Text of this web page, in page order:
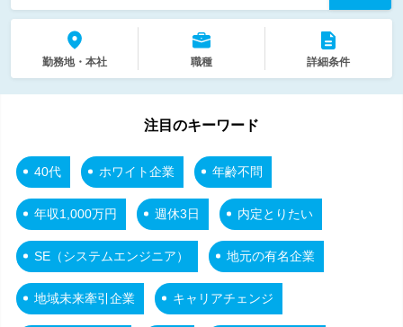
勤務地・本社 職種 詳細条件
注目のキーワード
40代 ホワイト企業 年齢不問
年収1,000万円 週休3日 内定とりたい
SE（システムエンジニア） 地元の有名企業
地域未来牽引企業 キャリアチェンジ